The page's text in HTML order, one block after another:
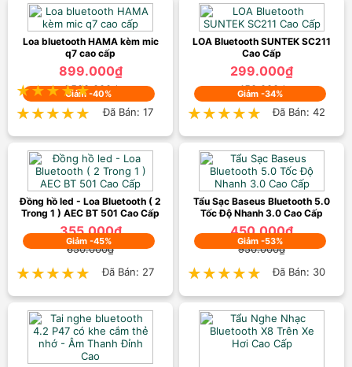
Loa Kéo Bluetooth P88 P89 -
Loa Xách Tay KIOMIC Tặng
Micro Hát Karaoke Cực Hay
399.000₫
650.000₫
★★★★★
★★★★★ Đã Bán: 53
Giảm -40%
Loa bluetooth HAMA kèm mic
q7 cao cấp
899.000₫
1.500.000₫
★★★★★
★★★★★ Đã Bán: 17
Giảm -34%
LOA Bluetooth SUNTEK SC211
Cao Cấp
299.000₫
450.000₫
★★★★★
★★★★★ Đã Bán: 42
Giảm -45%
Đồng hồ led - Loa Bluetooth ( 2
Trong 1 ) AEC BT 501 Cao Cấp
355.000₫
650.000₫
★★★★★
★★★★★ Đã Bán: 27
Giảm -53%
Tẩu Sạc Baseus Bluetooth 5.0
Tốc Độ Nhanh 3.0 Cao Cấp
450.000₫
950.000₫
★★★★★
★★★★★ Đã Bán: 30